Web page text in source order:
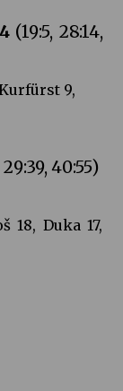
(19:5, 28:14,
9,
29:39, 40:55)
18, Duka 17,